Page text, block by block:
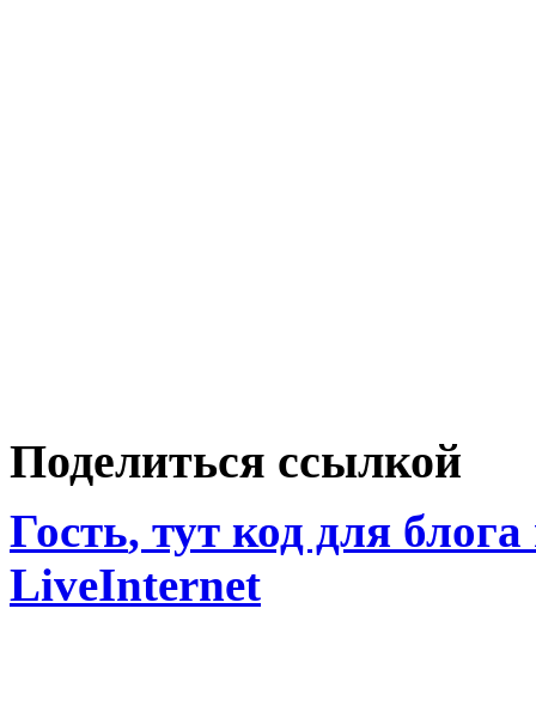
Поделиться ссылкой
Гость, тут код для
LiveInternet